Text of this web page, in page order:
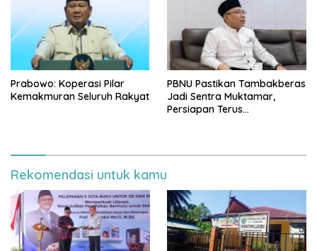
Prabowo: Koperasi Pilar
Kemakmuran Seluruh Rakyat
PBNU Pastikan Tambakberas
Jadi Sentra Muktamar,
Persiapan Terus
Rekomendasi untuk kamu